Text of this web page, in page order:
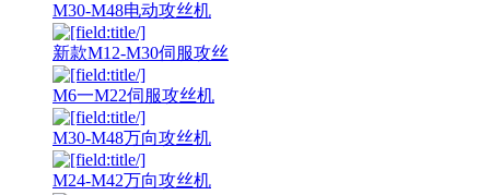
M30-M48电动攻丝机
新款M12-M30伺服攻丝
M6一M22伺服攻丝机
M30-M48万向攻丝机
M24-M42万向攻丝机